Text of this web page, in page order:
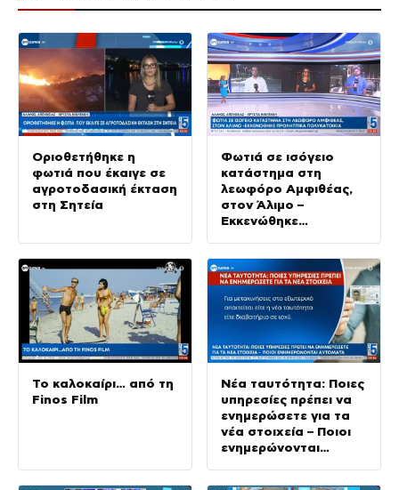
Οριοθετήθηκε η
φωτιά που έκαιγε σε
αγροτοδασική έκταση
στη Σητεία
Φωτιά σε ισόγειο
κατάστημα στη
λεωφόρο Αμφιθέας,
στον Άλιμο –
Εκκενώθηκε
Το καλοκαίρι… από τη
Finos Film
Νέα ταυτότητα: Ποιες
υπηρεσίες πρέπει να
ενημερώσετε για τα
νέα στοιχεία – Ποιοι
ενημερώνονται